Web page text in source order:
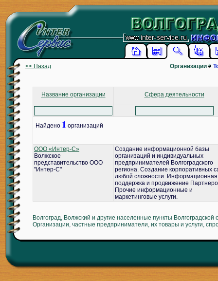
<< Назад Организации
Название организации Сфера деятельности
Найдено 1 организаций
ООО «Интер-С»
Волжское
представительство ООО
"Интер-С"
Создание информационной базы
организаций и индивидуальных
предпринимателей Волгоградского
региона. Создание корпоративных
любой сложности. Информационная
поддержка и продвижение
Прочие информационные и
маркетинговые услуги.
Волгоград, Волжский и другие населенные пункты Волгоградской
Организации, частные предприниматели, их товары и услуги,